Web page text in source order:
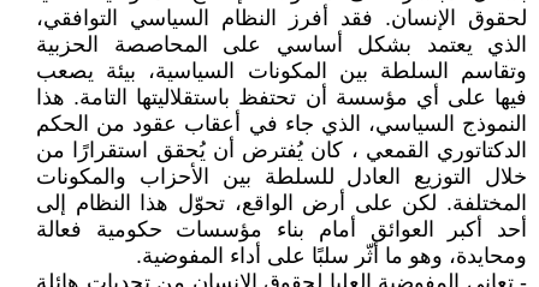
لحقوق الإنسان. فقد أفرز النظام السياسي التوافقي،
الذي يعتمد بشكل أساسي على المحاصصة الحزبية
وتقاسم السلطة بين المكونات السياسية، بيئة يصعب
فيها على أي مؤسسة أن تحتفظ باستقلاليتها التامة. هذا
النموذج السياسي، الذي جاء في أعقاب عقود من الحكم
الدكتاتوري القمعي ، كان يُفترض أن يُحقق استقرارًا من
خلال التوزيع العادل للسلطة بين الأحزاب والمكونات
المختلفة. لكن على أرض الواقع، تحوّل هذا النظام إلى
أحد أكبر العوائق أمام بناء مؤسسات حكومية فعالة
ومحايدة، وهو ما أثّر سلبًا على أداء المفوضية.